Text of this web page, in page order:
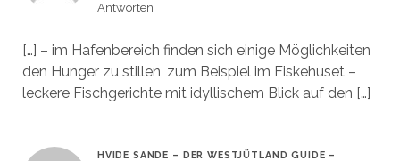
Antworten
[…] – im Hafenbereich finden sich einige Möglichkeiten
den Hunger zu stillen, zum Beispiel im Fiskehuset –
leckere Fischgerichte mit idyllischem Blick auf den […]
HVIDE SANDE – DER WESTJÜTLAND GUIDE –